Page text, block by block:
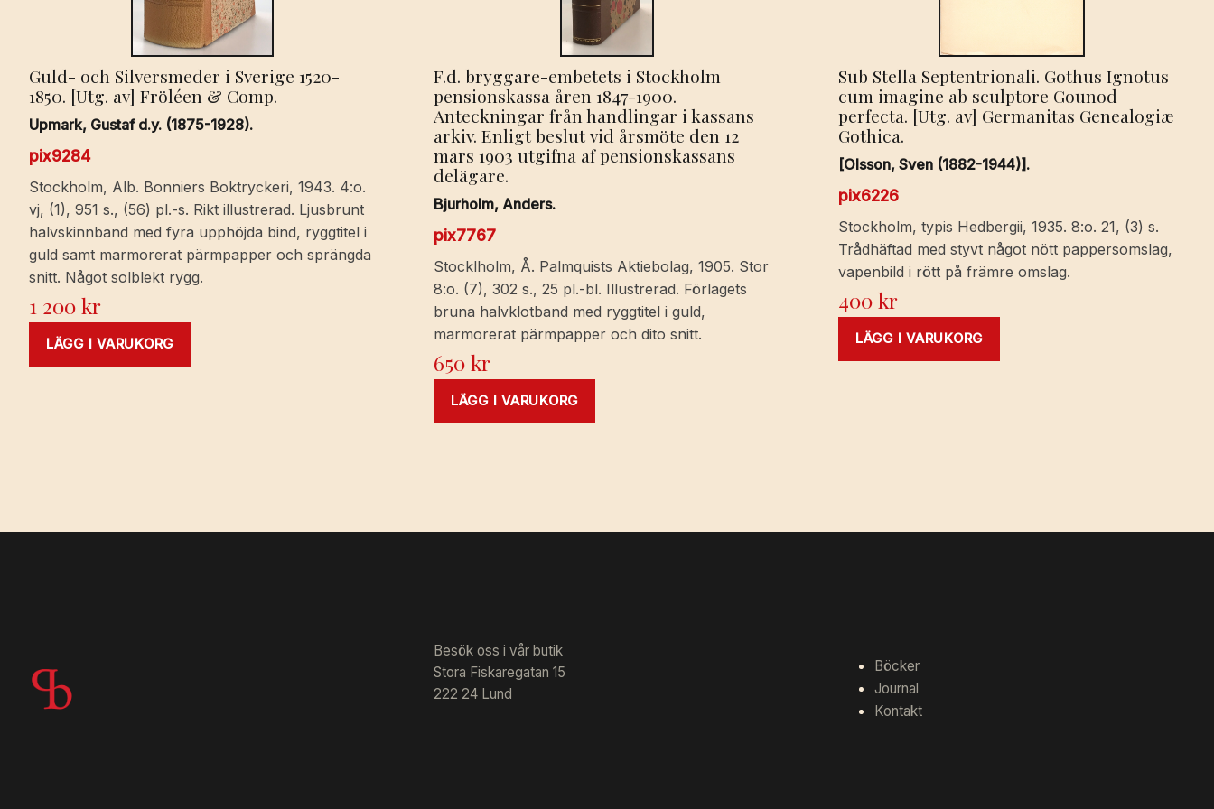
Guld- och Silversmeder i Sverige 1520-
1850. [Utg. av] Fröléen & Comp.
Upmark, Gustaf d.y. (1875-1928).
pix9284
Stockholm, Alb. Bonniers Boktryckeri, 1943. 4:o.
vj, (1), 951 s., (56) pl.-s. Rikt illustrerad. Ljusbrunt
halvskinnband med fyra upphöjda bind, ryggtitel i
guld samt marmorerat pärmpapper och sprängda
snitt. Något solblekt rygg.
1 200kr
LÄGG I VARUKORG
F.d. bryggare-embetets i Stockholm
pensionskassa åren 1847-1900.
Anteckningar från handlingar i kassans
arkiv. Enligt beslut vid årsmöte den 12
mars 1903 utgifna af pensionskassans
delägare.
Bjurholm, Anders.
pix7767
Stocklholm, Å. Palmquists Aktiebolag, 1905. Stor
8:o. (7), 302 s., 25 pl.-bl. Illustrerad. Förlagets
bruna halvklotband med ryggtitel i guld,
marmorerat pärmpapper och dito snitt.
650kr
LÄGG I VARUKORG
Sub Stella Septentrionali. Gothus Ignotus
cum imagine ab sculptore Gounod
perfecta. [Utg. av] Germanitas Genealogiæ
Gothica.
[Olsson, Sven (1882-1944)].
pix6226
Stockholm, typis Hedbergii, 1935. 8:o. 21, (3) s.
Trådhäftad med styvt något nött pappersomslag,
vapenbild i rött på främre omslag.
400kr
LÄGG I VARUKORG
Besök oss i vår butik
Stora Fiskaregatan 15
222 24 Lund
Böcker
Journal
Kontakt